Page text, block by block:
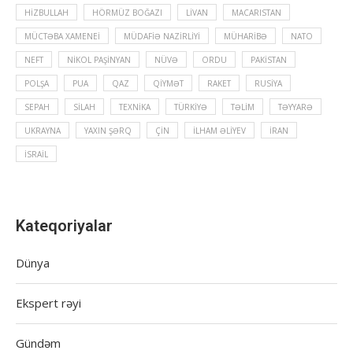
HIZBULLAH HÖRMÜZ BOĞAZI LIVAN MACARISTAN
MÜCTƏBA XAMENEI MÜDAFIƏ NAZIRLIYI MÜHARIBƏ NATO
NEFT NIKOL PAŞINYAN NÜVƏ ORDU PAKISTAN
POLŞA PUA QAZ QIYMƏT RAKET RUSIYA
SEPAH SILAH TEXNIKA TÜRKIYƏ TƏLIM TƏYYARƏ
UKRAYNA YAXIN ŞƏRQ ÇIN İLHAM ƏLIYEV İRAN
İSRAIL
Kateqoriyalar
Dünya
Ekspert rəyi
Gündəm